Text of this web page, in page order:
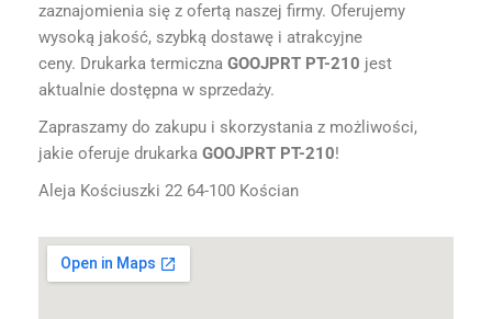
zaznajomienia się z ofertą naszej firmy. Oferujemy
wysoką jakość, szybką dostawę i atrakcyjne
ceny. Drukarka termiczna GOOJPRT PT-210 jest
aktualnie dostępna w sprzedaży.
Zapraszamy do zakupu i skorzystania z możliwości,
jakie oferuje drukarka GOOJPRT PT-210!
Aleja Kościuszki 22 64-100 Kościan